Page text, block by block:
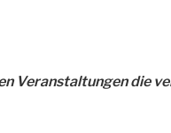
Veranstaltungen die